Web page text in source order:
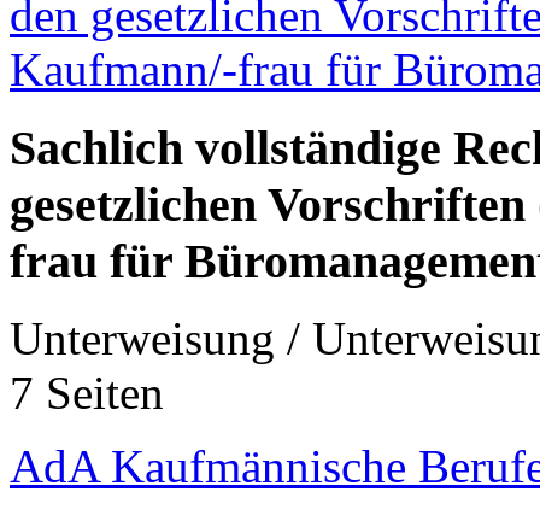
Sachlich vollständige
gesetzlichen
frau für
Unterweisung /
7 Seiten
AdA Kaufmännische